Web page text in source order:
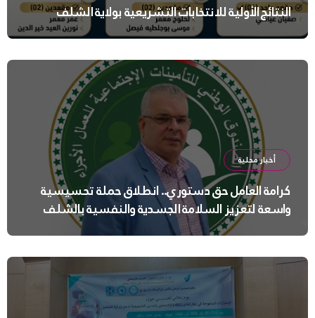
النتائج الأولية للانتخابات التشريعية بولاية الشلف
أخبار محلية
كرامة العامل حق دستوري.. انطلاق حملة تحسيسية
واسعة لتعزيز السلامة الجسدية والنفسية بالشلف